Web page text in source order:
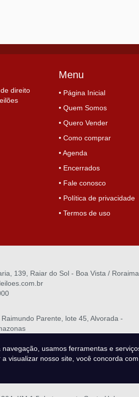
direito
Menu
• Página Inicial
• Quem Somos
• Quero Vender
• Como comprar
• Agenda
• Encerrados
• Fale conosco
• Política de privacidade
• Termos de uso
139, Raiar do Sol - Boa Vista / Roraima
Parente, lote 45, Alvorada -
Serra, 2555 - Cabralzinho - Macapá /
usamos ferramentas e
visualizar nosso site, você concorda com